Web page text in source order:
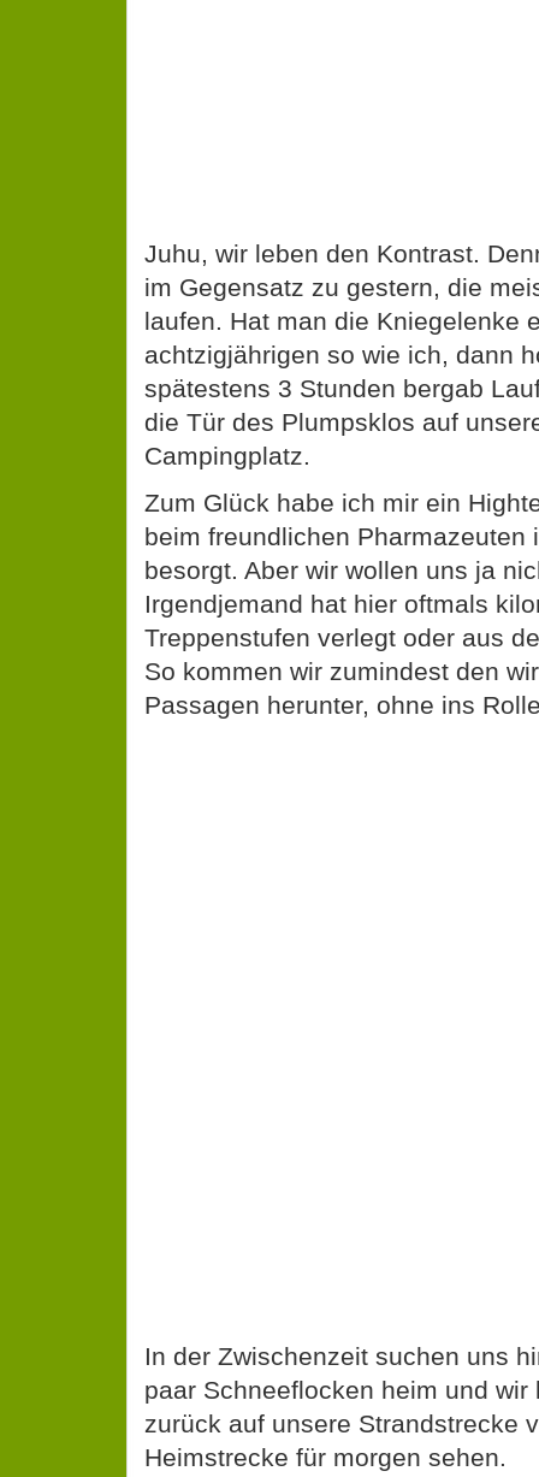
Juhu, wir leben den Kontrast.
im Gegensatz zu gestern, die
laufen. Hat man die Kniegelenke
achtzigjährigen so wie ich, dann
spätestens 3 Stunden bergab
die Tür des Plumpsklos auf
Campingplatz.
Zum Glück habe ich mir ein
beim freundlichen Pharmazeuten
besorgt. Aber wir wollen uns ja
Irgendjemand hat hier oftmals
Treppenstufen verlegt oder aus
So kommen wir zumindest den
Passagen herunter, ohne ins
In der Zwischenzeit suchen uns
paar Schneeflocken heim und
zurück auf unsere Strandstrecke
Heimstrecke für morgen sehen.